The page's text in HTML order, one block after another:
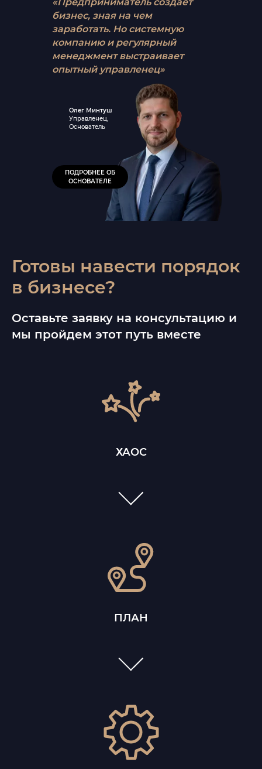
Олег Минтуш
Управленец,
Основатель
бизнес, зная на чем
заработать. Но системную
компанию и регулярный
менеджмент выстраивает
опытный управленец»
ПОДРОБНЕЕ ОБ
ОСНОВАТЕЛЕ
Готовы навести порядок
в бизнесе?
Оставьте заявку на консультацию и
мы пройдем этот путь вместе
ХАОС
ПЛАН